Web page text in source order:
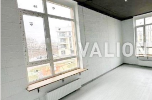
Кондратюка. Состояние квартир после строителей: стяжка на
полу, оштукатуренные стены, установлены
окна, радиаторы, центральное отопление.
класса, утепленный минимальной ватой,
охраняемая территория, рядом парк, озера,
центр, Сильпо, станция метро Героев Днепра
ходьбы. 044 200 10 80 Valion.ua/1115824